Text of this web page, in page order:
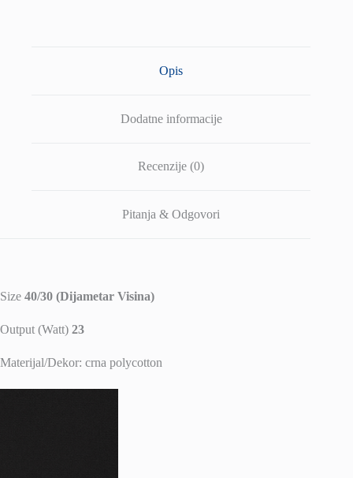
Opis
Dodatne informacije
Recenzije (0)
Pitanja & Odgovori
Size 40/30 (Dijametar Visina)
Output (Watt) 23
Materijal/Dekor: crna polycotton